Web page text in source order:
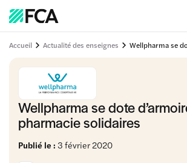
Accueil Actualité des enseignes
Wellpharma se dote
pharmacie solidaires
Publié le : 3 février 2020